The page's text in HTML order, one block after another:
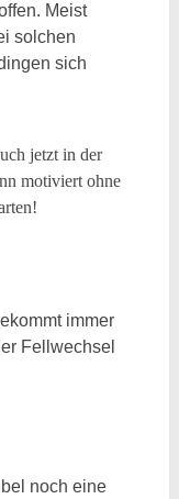
Meist
solchen
sich
jetzt in der
motiviert ohne
immer
Fellwechsel
noch eine